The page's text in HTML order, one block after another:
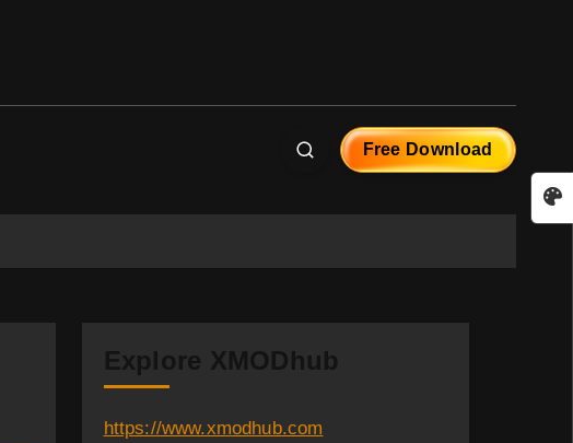
Free Download
Explore XMODhub
https://www.xmodhub.com